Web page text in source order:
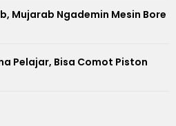
Mujarab Ngademin Mesin Bore
Pelajar, Bisa Comot Piston